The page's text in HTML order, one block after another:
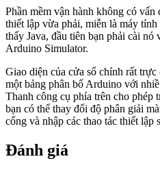
Phần mềm vận hành không có
thiết lập vừa phải, miễn là máy
thấy Java, đầu tiên bạn phải cài nó
Arduino Simulator.
Giao diện của cửa sổ chính rất
một bảng phân bố Arduino với
Thanh công cụ phía trên cho phép
bạn có thể thay đổi độ phân giải
cổng và nhập các thao tác thiết lập
Đánh giá